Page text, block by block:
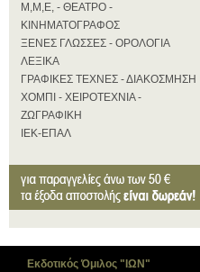
Μ,Μ,Ε, - ΘΕΑΤΡΟ -
ΚΙΝΗΜΑΤΟΓΡΑΦΟΣ
ΞΕΝΕΣ ΓΛΩΣΣΕΣ - ΟΡΟΛΟΓΙΑ
ΛΕΞΙΚΑ
ΓΡΑΦΙΚΕΣ ΤΕΧΝΕΣ - ΔΙΑΚΟΣΜΗΣΗ
ΧΟΜΠΙ - ΧΕΙΡΟΤΕΧΝΙΑ -
ΖΩΓΡΑΦΙΚΗ
ΙΕΚ-ΕΠΑΛ
Εκδοτικός Όμιλος "ΙΩΝ"